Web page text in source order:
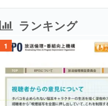
ランキング
1